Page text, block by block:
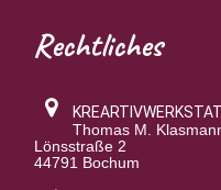
Rechtliches
Thomas M.
Lönsstraße 2
44791 Bochum